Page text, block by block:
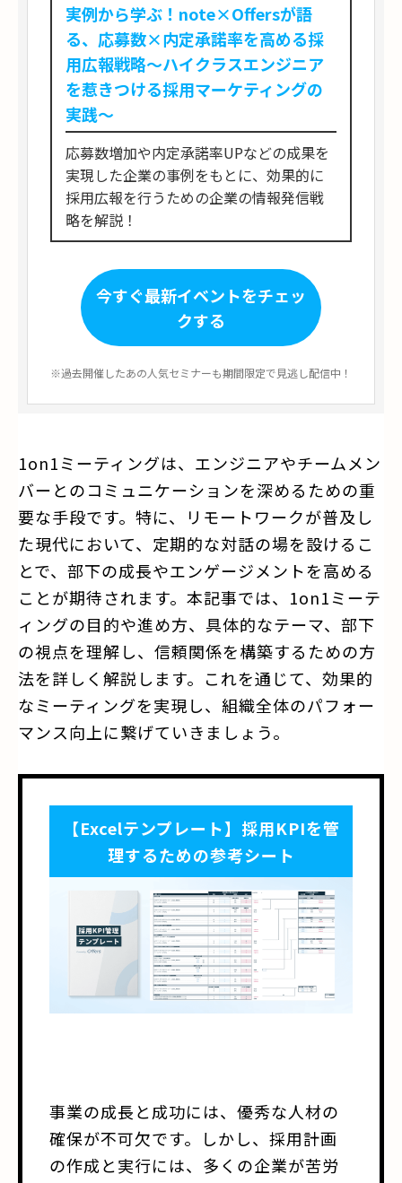
実例から学ぶ！note×Offersが語
る、応募数×内定承諾率を高める採
用広報戦略～ハイクラスエンジニア
を惹きつける採用マーケティングの
実践～
応募数増加や内定承諾率UPなどの成果を
実現した企業の事例をもとに、効果的に
採用広報を行うための企業の情報発信戦
略を解説！
今すぐ最新イベントをチェッ
クする
※過去開催したあの人気セミナーも期間限定で見逃し配信中！
1on1ミーティングは、エンジニアやチームメン
バーとのコミュニケーションを深めるための重
要な手段です。特に、リモートワークが普及し
た現代において、定期的な対話の場を設けるこ
とで、部下の成長やエンゲージメントを高める
ことが期待されます。本記事では、1on1ミーテ
ィングの目的や進め方、具体的なテーマ、部下
の視点を理解し、信頼関係を構築するための方
法を詳しく解説します。これを通じて、効果的
なミーティングを実現し、組織全体のパフォー
マンス向上に繋げていきましょう。
【Excelテンプレート】採用KPIを管
理するための参考シート
事業の成長と成功には、優秀な人材の
確保が不可欠です。しかし、採用計画
の作成と実行には、多くの企業が苦労